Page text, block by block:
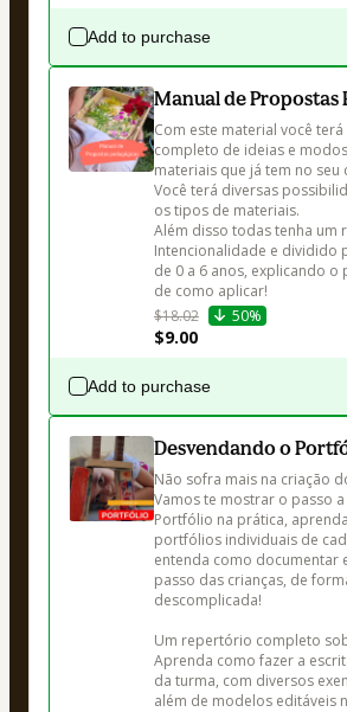
Add to purchase
Manual de Propostas
Com este material você
completo de ideias e
materiais que já tem no seu
Você terá diversas
os tipos de materiais.
Além disso todas tenha um
Intencionalidade e dividido
de 0 a 6 anos, explicando o
$18.02
50%
$9.00
Add to purchase
Desvendando o
Não sofra mais na criação
Vamos te mostrar o passo
Portfólio na prática,
portfólios individuais de
entenda como documentar
passo das crianças, de
descomplicada!
Um repertório completo
Aprenda como fazer a
da turma, com diversos
além de modelos editáveis